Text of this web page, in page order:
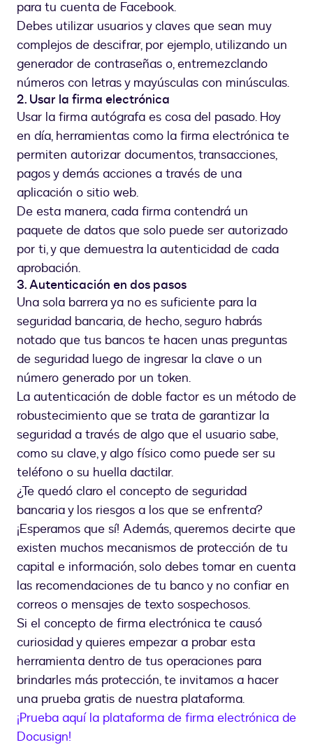
para tu cuenta de Facebook.
Debes utilizar usuarios y claves que sean muy
complejos de descifrar, por ejemplo, utilizando un
generador de contraseñas o, entremezclando
números con letras y mayúsculas con minúsculas.
2. Usar la firma electrónica
Usar la firma autógrafa es cosa del pasado. Hoy
en día, herramientas como la firma electrónica te
permiten autorizar documentos, transacciones,
pagos y demás acciones a través de una
aplicación o sitio web.
De esta manera, cada firma contendrá un
paquete de datos que solo puede ser autorizado
por ti, y que demuestra la autenticidad de cada
aprobación.
3. Autenticación en dos pasos
Una sola barrera ya no es suficiente para la
seguridad bancaria, de hecho, seguro habrás
notado que tus bancos te hacen unas preguntas
de seguridad luego de ingresar la clave o un
número generado por un token.
La autenticación de doble factor es un método de
robustecimiento que se trata de garantizar la
seguridad a través de algo que el usuario sabe,
como su clave, y algo físico como puede ser su
teléfono o su huella dactilar.
¿Te quedó claro el concepto de seguridad
bancaria y los riesgos a los que se enfrenta?
¡Esperamos que sí! Además, queremos decirte que
existen muchos mecanismos de protección de tu
capital e información, solo debes tomar en cuenta
las recomendaciones de tu banco y no confiar en
correos o mensajes de texto sospechosos.
Si el concepto de firma electrónica te causó
curiosidad y quieres empezar a probar esta
herramienta dentro de tus operaciones para
brindarles más protección, te invitamos a hacer
una prueba gratis de nuestra plataforma.
¡Prueba aquí la plataforma de firma electrónica de
Docusign!